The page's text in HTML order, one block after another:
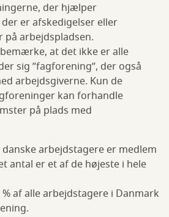
der hjælper
er afskedigelser eller
på arbejdspladsen.
at det ikke er alle
sig ”fagforening”, der også
arbejdsgiverne. Kun de
kan forhandle
på plads med
arbejdstagere er medlem
antal er et af de højeste i hele
af alle arbejdstagere i Danmark